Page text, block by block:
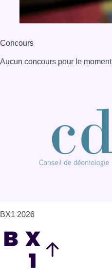
Concours
Aucun concours pour le moment
BX1 2026